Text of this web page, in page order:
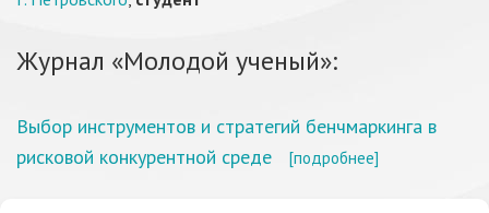
Журнал «Молодой ученый»:
Выбор инструментов и стратегий бенчмаркинга в
рисковой конкурентной среде
[подробнее]